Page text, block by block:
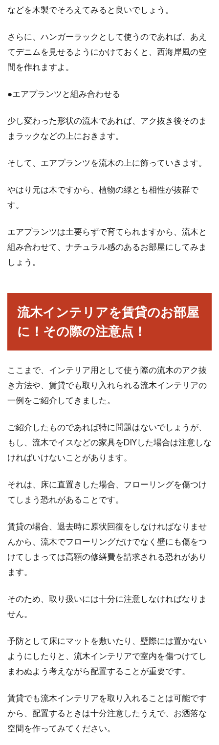
などを木製でそろえてみると良いでしょう。
さらに、ハンガーラックとして使うのであれば、あえ
てデニムを見せるようにかけておくと、西海岸風の空
間を作れますよ。
●エアプランツと組み合わせる
少し変わった形状の流木であれば、アク抜き後そのま
まラックなどの上におきます。
そして、エアプランツを流木の上に飾っていきます。
やはり元は木ですから、植物の緑とも相性が抜群で
す。
エアプランツは土要らずで育てられますから、流木と
組み合わせて、ナチュラル感のあるお部屋にしてみま
しょう。
流木インテリアを賃貸のお部屋
に！その際の注意点！
ここまで、インテリア用として使う際の流木のアク抜
き方法や、賃貸でも取り入れられる流木インテリアの
一例をご紹介してきました。
ご紹介したものであれば特に問題はないでしょうが、
もし、流木でイスなどの家具をDIYした場合は注意しな
ければいけないことがあります。
それは、床に直置きした場合、フローリングを傷つけ
てしまう恐れがあることです。
賃貸の場合、退去時に原状回復をしなければなりませ
んから、流木でフローリングだけでなく壁にも傷をつ
けてしまっては高額の修繕費を請求される恐れがあり
ます。
そのため、取り扱いには十分に注意しなければなりま
せん。
予防として床にマットを敷いたり、壁際には置かない
ようにしたりと、流木インテリアで室内を傷つけてし
まわぬよう考えながら配置することが重要です。
賃貸でも流木インテリアを取り入れることは可能です
から、配置するときは十分注意したうえで、お洒落な
空間を作ってみてください。